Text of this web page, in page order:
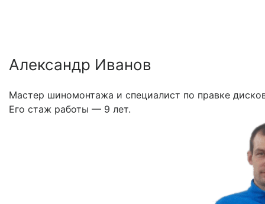
Александр Иванов
Мастер шиномонтажа и специалист по правке
Его стаж работы — 9 лет.
Next